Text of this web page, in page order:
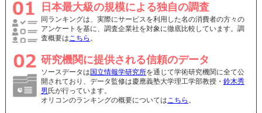
日本最大級の規模による独自の調査
同ランキングは、実際にサービスを利用した名の消費者の方々の
アンケートを基に、調査企業社を対象に徹底比較しています。調
査概要はこちら 。
研究機関に提供される信頼のデータ
ソースデータは 国立情報学研究所を通じて学術研究機関に全て公
開されており、データ監修は慶應義塾大学理工学部教授・ 鈴木秀
男 氏が行っています。
オリコンのランキングの概要についてはこちら 。